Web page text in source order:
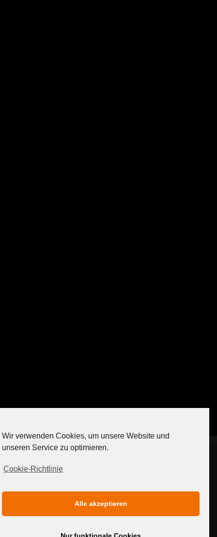
[contact-form-7 404 "Nicht gefunden"]
MEDIADATEN
Wir verwenden Cookies, um unsere Website und
unseren Service zu optimieren.
Cookie-Richtlinie
Alle akzeptieren